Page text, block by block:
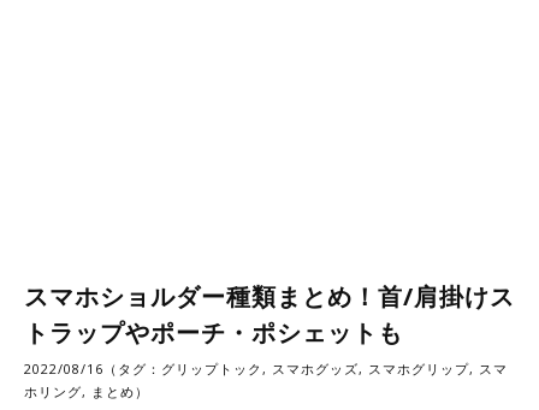
スマホショルダー種類まとめ！首/肩掛けス
トラップやポーチ・ポシェットも
2022/08/16（タグ： グリップトック , スマホグッズ, スマホグリップ, スマ
ホリング, まとめ ）